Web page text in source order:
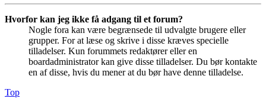
Hvorfor kan jeg ikke få adgang til et forum?
Nogle fora kan være begrænsede til udvalgte brugere eller
grupper. For at læse og skrive i disse kræves specielle
tilladelser. Kun forummets redaktører eller en
boardadministrator kan give disse tilladelser. Du bør kontakte
en af disse, hvis du mener at du bør have denne tilladelse.
Top